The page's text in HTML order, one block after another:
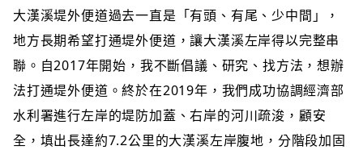
大漢溪堤外便道過去一直是「有頭、有尾、少中間」，
地方長期希望打通堤外便道，讓大漢溪左岸得以完整串
聯。自2017年開始，我不斷倡議、研究、找方法，想辦
法打通堤外便道。終於在2019年，我們成功協調經濟部
水利署進行左岸的堤防加蓋、右岸的河川疏浚，顧安
全，填出長達約7.2公里的大漢溪左岸腹地，分階段加固